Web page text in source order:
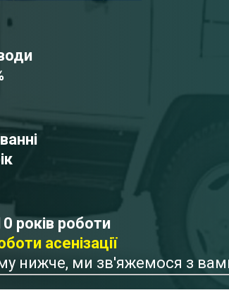
років роботи
асенізації
нижче, ми зв'яжемося з